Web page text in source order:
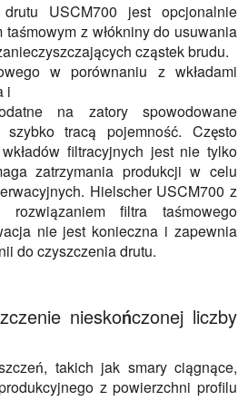
USCM700 jest opcjonalnie
z włókniny do usuwania
cząstek brudu.
w porównaniu z wkładami
i
na zatory spowodowane
tracą pojemność. Często
filtracyjnych jest nie tylko
zatrzymania produkcji w celu
Hielscher USCM700 z
rozwiązaniem filtra taśmowego
nie jest konieczna i zapewnia
do czyszczenia drutu.
nieskończonej liczby
takich jak smary ciągnące,
z powierzchni profilu